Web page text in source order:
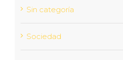
Sin categoría
Sociedad